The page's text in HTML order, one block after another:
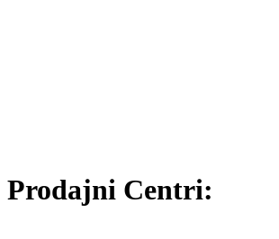
Prodajni Centri: